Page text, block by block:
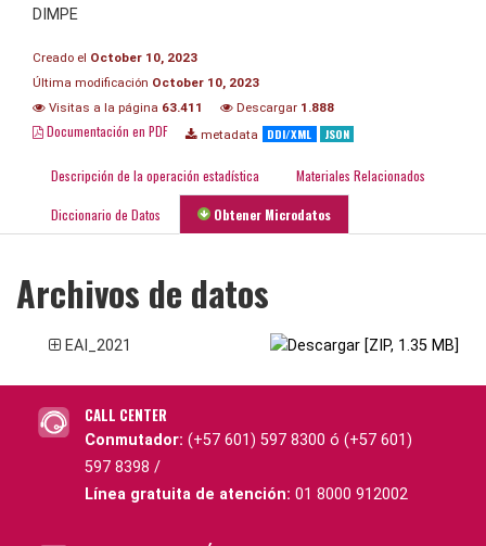
DIMPE
Creado el October 10, 2023
Última modificación October 10, 2023
Visitas a la página 63.411 Descargar 1.888
Documentación en PDF metadata DDI/XML JSON
Descripción de la operación estadística Materiales Relacionados
Diccionario de Datos Obtener Microdatos
Archivos de datos
EAI_2021
CALL CENTER
Conmutador: (+57 601) 597 8300 ó (+57 601)
597 8398 /
Línea gratuita de atención: 01 8000 912002